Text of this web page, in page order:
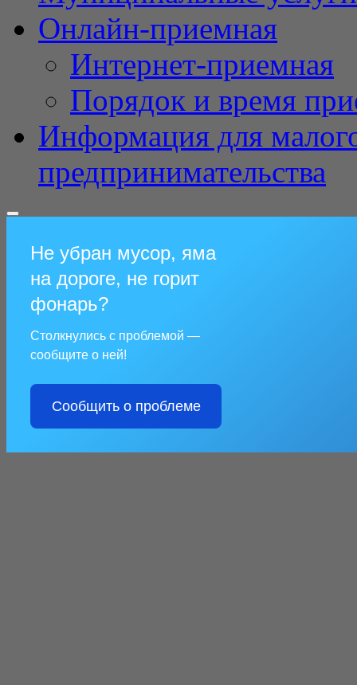
Онлайн-приемная
Интернет-приемная
Порядок и время
Информация для
предпринимательства
Не убран мусор, яма
на дороге, не горит
фонарь?
Столкнулись с проблемой —
сообщите о ней!
Сообщить о проблеме